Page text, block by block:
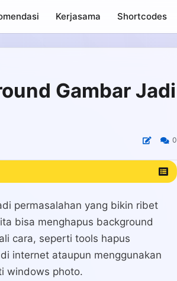
Kerjasama Shortcodes
Gambar Jadi
0
permasalahan yang bikin ribet
bisa menghapus background
cara, seperti tools hapus
internet ataupun menggunakan
windows photo.